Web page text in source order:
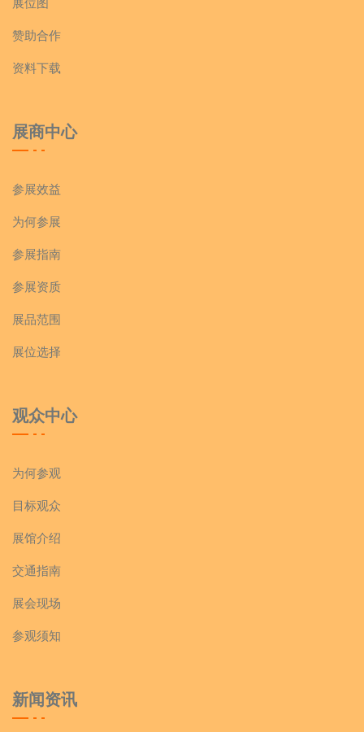
展位图
赞助合作
资料下载
展商中心
参展效益
为何参展
参展指南
参展资质
展品范围
展位选择
观众中心
为何参观
目标观众
展馆介绍
交通指南
展会现场
参观须知
新闻资讯